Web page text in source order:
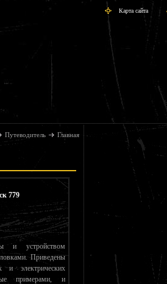
Карта сайта
Путеводитель Главная
779
и устройством
Приведены
и электрических
примерами, и